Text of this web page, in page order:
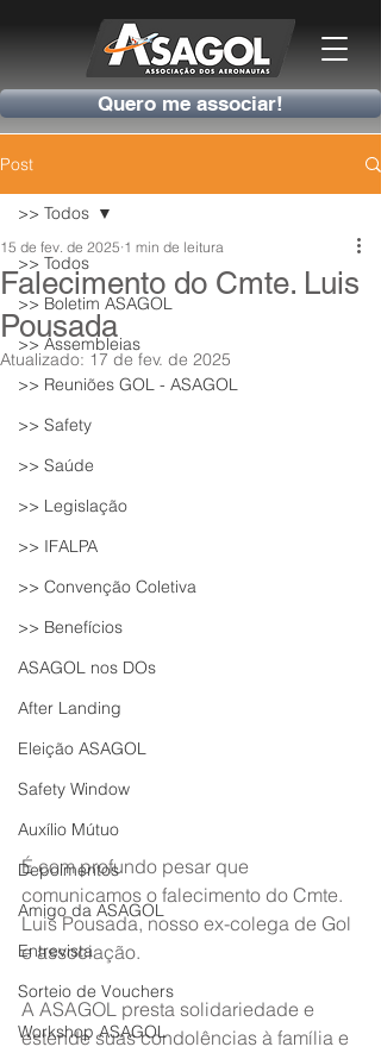
Quero me associar!
Post
>> Todos
>> Boletim ASAGOL
>> Assembleias
>> Reuniões GOL - ASAGOL
>> Safety
>> Saúde
>> Legislação
>> IFALPA
>> Convenção Coletiva
>> Benefícios
ASAGOL nos DOs
After Landing
Eleição ASAGOL
Safety Window
Auxílio Mútuo
Depoimentos
Amigo da ASAGOL
Entrevista
Sorteio de Vouchers
Workshop ASAGOL
>> Todos
Falecimento do Cmte. Luis
Pousada
15 de fev. de 2025 1 min de leitura
Atualizado: 17 de fev. de 2025
É com profundo pesar que
comunicamos o falecimento do Cmte.
Luis Pousada, nosso ex-colega de Gol
e associação.
A ASAGOL presta solidariedade e
estende suas condolências à família e